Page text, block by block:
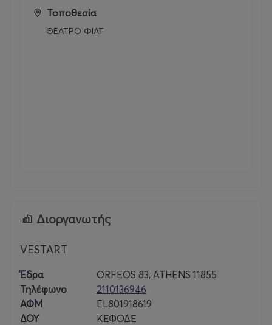
Τοποθεσία
ΘΕΑΤΡΟ ΦΙΑΤ
Διοργανωτής
VESTART
Έδρα
ORFEOS 83, ATHENS 11855
Τηλέφωνο
2110136946
ΑΦΜ
EL801918619
ΔΟΥ
ΚΕΦΟΔΕ